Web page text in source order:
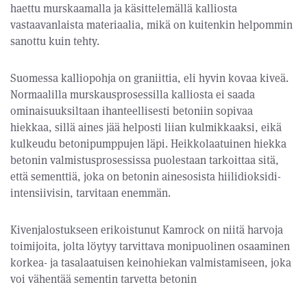
haettu murskaamalla ja käsittelemällä kalliosta
vastaavanlaista materiaalia, mikä on kuitenkin helpommin
sanottu kuin tehty.
Suomessa kalliopohja on graniittia, eli hyvin kovaa kiveä.
Normaalilla murskausprosessilla kalliosta ei saada
ominaisuuksiltaan ihanteellisesti betoniin sopivaa
hiekkaa, sillä aines jää helposti liian kulmikkaaksi, eikä
kulkeudu betonipumppujen läpi. Heikkolaatuinen hiekka
betonin valmistusprosessissa puolestaan tarkoittaa sitä,
että sementtiä, joka on betonin ainesosista hiilidioksidi-
intensiivisin, tarvitaan enemmän.
Kivenjalostukseen erikoistunut Kamrock on niitä harvoja
toimijoita, jolta löytyy tarvittava monipuolinen osaaminen
korkea- ja tasalaatuisen keinohiekan valmistamiseen, joka
voi vähentää sementin tarvetta betonin